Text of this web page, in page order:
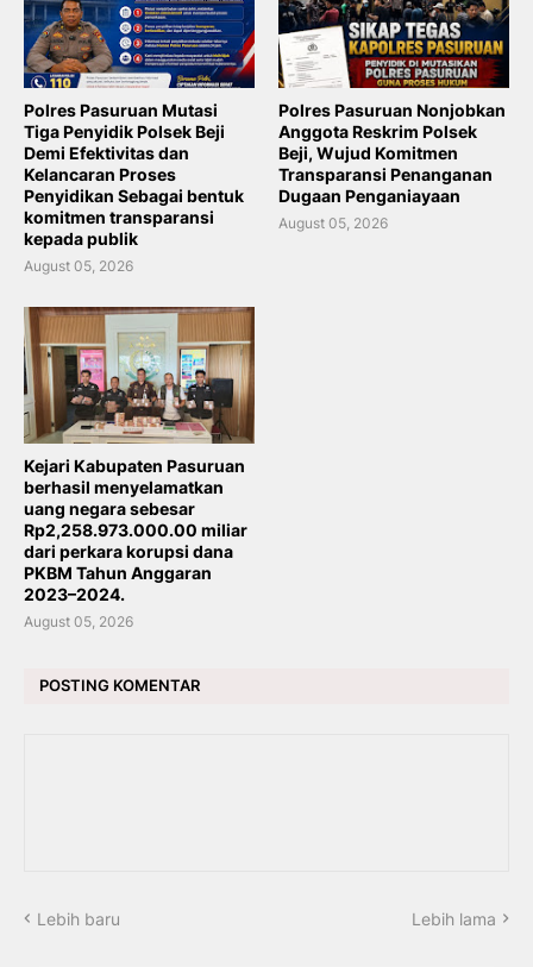
Polres Pasuruan Mutasi
Tiga Penyidik Polsek Beji
Demi Efektivitas dan
Kelancaran Proses
Penyidikan Sebagai bentuk
komitmen transparansi
kepada publik
August 05, 2026
Polres Pasuruan Nonjobkan
Anggota Reskrim Polsek
Beji, Wujud Komitmen
Transparansi Penanganan
Dugaan Penganiayaan
August 05, 2026
Kejari Kabupaten Pasuruan
berhasil menyelamatkan
uang negara sebesar
Rp2,258.973.000.00 miliar
dari perkara korupsi dana
PKBM Tahun Anggaran
2023–2024.
August 05, 2026
POSTING KOMENTAR
Lebih baru Lebih lama